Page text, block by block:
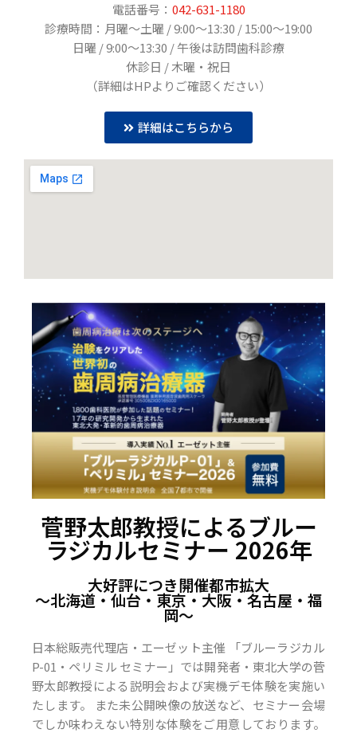
電話番号： 042-631-1180
診療時間：月曜〜土曜 / 9:00〜13:30 / 15:00〜19:00
日曜 / 9:00〜13:30 / 午後は訪問歯科診療
休診日 / 木曜・祝日
（詳細はHPよりご確認ください）
詳細はこちらから
菅野太郎教授によるブルー
ラジカルセミナー 2026年
大好評につき開催都市拡大
〜北海道・仙台・東京・大阪・名古屋・福
岡〜
日本総販売代理店・エーゼット主催 「ブルーラジカル
P-01・ペリミル セミナー」では開発者・東北大学の菅
野太郎教授による説明会および実機デモ体験を実施い
たします。 また未公開映像の放送など、セミナー会場
でしか味わえない特別な体験をご用意しております。